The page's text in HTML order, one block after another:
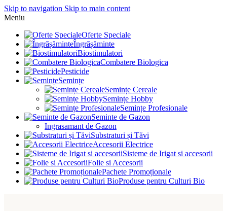
Skip to navigation Skip to main content
Meniu
Oferte Speciale
Îngrășăminte
Biostimulatori
Combatere Biologica
Pesticide
Semințe
Semințe Cereale
Semințe Hobby
Semințe Profesionale
Seminte de Gazon
Ingrasamant de Gazon
Substraturi și Tăvi
Accesorii Electrice
Sisteme de Irigat si accesorii
Folie si Accesorii
Pachete Promoționale
Produse pentru Culturi Bio